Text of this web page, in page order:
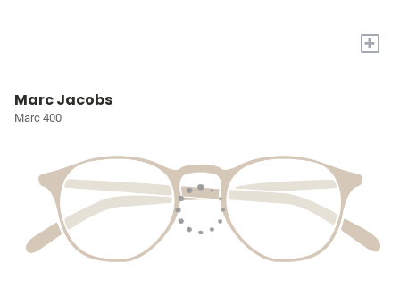
+
Marc Jacobs
Marc 400